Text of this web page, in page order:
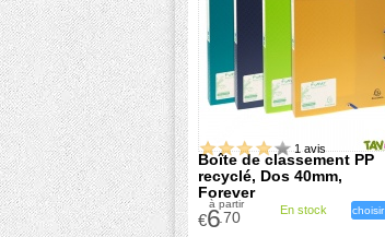
Boîte de classement PP
recyclé, Dos 40mm,
Forever
à partir
€6.70 En stock choisir
1 avis